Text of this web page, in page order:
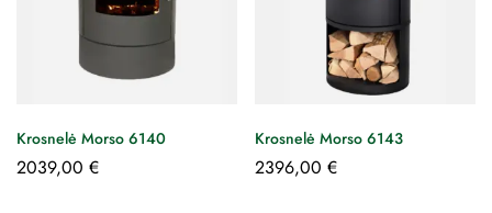
Krosnelė Morso 6140
2039,00 €
Krosnelė Morso 6143
2396,00 €